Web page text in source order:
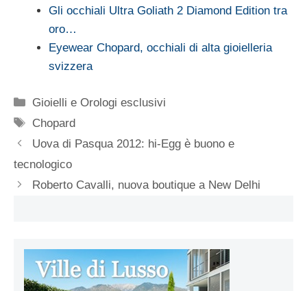
Gli occhiali Ultra Goliath 2 Diamond Edition tra
oro…
Eyewear Chopard, occhiali di alta gioielleria
svizzera
Categorie
Gioielli e Orologi esclusivi
Tag
Chopard
Uova di Pasqua 2012: hi-Egg è buono e
tecnologico
Roberto Cavalli, nuova boutique a New Delhi